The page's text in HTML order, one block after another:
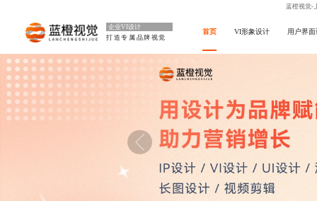
蓝橙视觉-
企业VI设计
打造专属品牌视觉
首页 VI形象设计 用户界面